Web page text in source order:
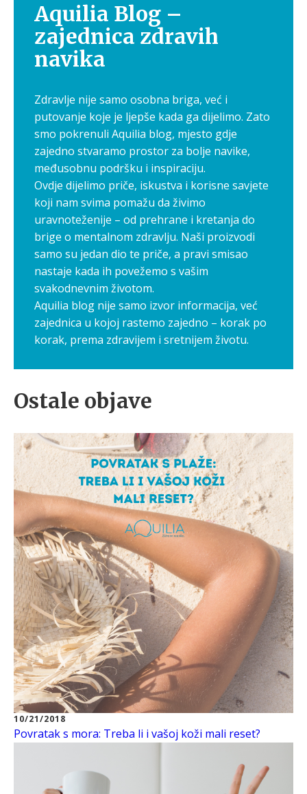
Aquilia Blog –
zajednica zdravih
navika
Zdravlje nije samo osobna briga, već i
putovanje koje je ljepše kada ga dijelimo. Zato
smo pokrenuli Aquilia blog, mjesto gdje
zajedno stvaramo prostor za bolje navike,
međusobnu podršku i inspiraciju.
Ovdje dijelimo priče, iskustva i korisne savjete
koji nam svima pomažu da živimo
uravnoteženije – od prehrane i kretanja do
brige o mentalnom zdravlju. Naši proizvodi
samo su jedan dio te priče, a pravi smisao
nastaje kada ih povežemo s vašim
svakodnevnim životom.
Aquilia blog nije samo izvor informacija, već
zajednica u kojoj rastemo zajedno – korak po
korak, prema zdravijem i sretnijem životu.
Ostale objave
10/21/2018
Povratak s mora: Treba li i vašoj koži mali reset?